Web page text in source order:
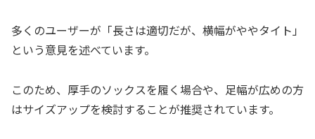
多くのユーザーが「長さは適切だが、横幅がややタイト」
という意見を述べています。
このため、厚手のソックスを履く場合や、足幅が広めの方
はサイズアップを検討することが推奨されています。